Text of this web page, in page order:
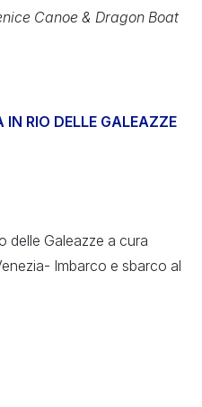
Canoe & Dragon Boat
IN RIO DELLE GALEAZZE
delle Galeazze a cura
Imbarco e sbarco al